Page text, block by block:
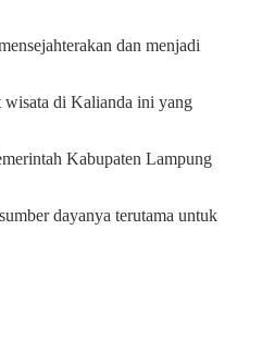
dan menjadi
wisata di Kalianda ini yang
Kabupaten Lampung
dayanya terutama untuk